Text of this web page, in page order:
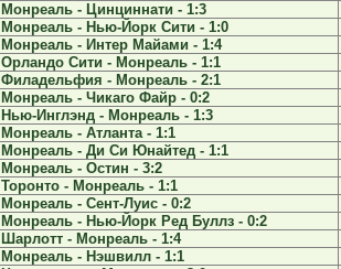
Монреаль - Цинциннати - 1:3
Монреаль - Нью-Йорк Сити - 1:0
Монреаль - Интер Майами - 1:4
Орландо Сити - Монреаль - 1:1
Филадельфия - Монреаль - 2:1
Монреаль - Чикаго Файр - 0:2
Нью-Инглэнд - Монреаль - 1:3
Монреаль - Атланта - 1:1
Монреаль - Ди Си Юнайтед - 1:1
Монреаль - Остин - 3:2
Торонто - Монреаль - 1:1
Монреаль - Сент-Луис - 0:2
Монреаль - Нью-Йорк Ред Буллз - 0:2
Шарлотт - Монреаль - 1:4
Монреаль - Нэшвилл - 1:1